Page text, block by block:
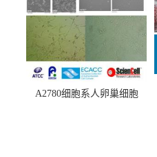
A2780细胞系人卵巢细胞